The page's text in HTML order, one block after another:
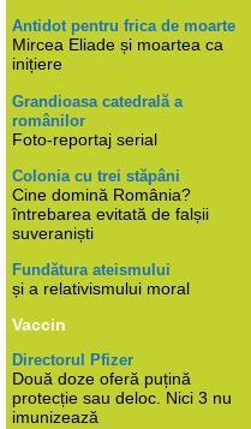
Antidot pentru frica de moarte
Mircea Eliade și moartea ca
inițiere
Grandioasa catedrală a
românilor
Foto-reportaj serial
Colonia cu trei stăpâni
Cine domină România?
întrebarea evitată de falșii
suveraniști
Fundătura ateismului
și a relativismului moral
Vaccin
Directorul Pfizer
Două doze oferă puțină
protecție sau deloc. Nici 3 nu
imunizează